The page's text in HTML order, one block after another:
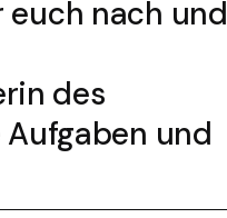
euch nach und
des
und